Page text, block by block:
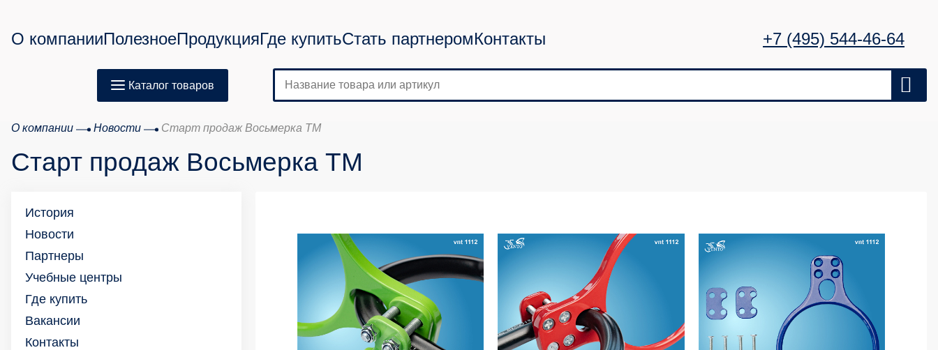
О компанииПолезноеПродукцияГде купитьСтать партнеромКонтакты +7 (495) 544-46-64
Каталог товаров
О компании Новости Старт продаж Восьмерка ТМ
Старт продаж Восьмерка ТМ
История
Новости
Партнеры
Учебные центры
Где купить
Вакансии
Контакты